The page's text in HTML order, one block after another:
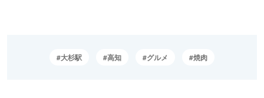
大杉駅 高知 グルメ 焼肉